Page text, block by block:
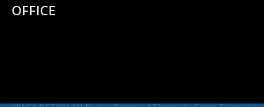
OFFICE